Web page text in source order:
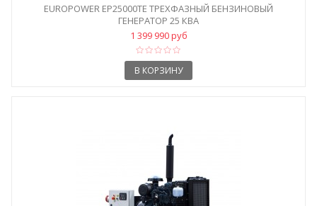
EUROPOWER EP25000TE ТРЕХФАЗНЫЙ БЕНЗИНОВЫЙ
ГЕНЕРАТОР 25 КВА
1 399 990 руб
В КОРЗИНУ